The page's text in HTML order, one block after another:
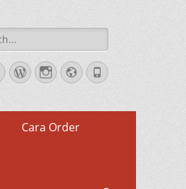
EmailWordPress
Instagram
WebsitePhone
Cara Order